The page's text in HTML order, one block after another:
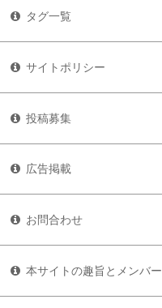
タグ一覧
サイトポリシー
投稿募集
広告掲載
お問合わせ
本サイトの趣旨とメンバー